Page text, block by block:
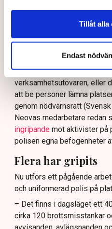
Tillåt alla
Endast
och näringsverksamhet mot
Nu svarar polisen på kritiken.
Enligt Anna-Lena Mann,
kommunikationsavdelningen
verksamhetsutövaren, eller
att be personer lämna
genom nödvärnsrätt
Neovas medarbetare redan
ingripande mot aktivister på
polisen egna befogenheter
Flera har gripits
Nu utförs ett pågående
och uniformerad polis på
– Det finns i dagsläget ett
cirka 120 brottsmisstankar
avvisanden, avlägsnanden